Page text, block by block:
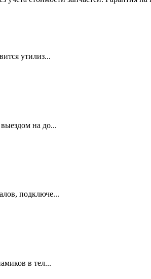
утилиз...
на до...
подключе...
в тел...